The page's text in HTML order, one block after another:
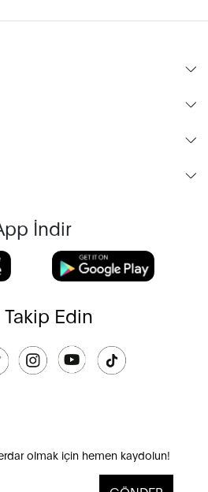
İndir
Takip Edin
olmak için hemen kaydolun!